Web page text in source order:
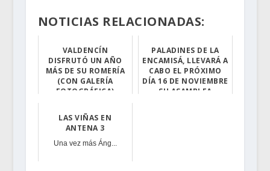
NOTICIAS RELACIONADAS:
VALDENCÍN
DISFRUTÓ UN AÑO
MÁS DE SU ROMERÍA
(CON GALERÍA
FOTOGRÁFICA)
PALADINES DE LA
ENCAMISÁ, LLEVARÁ A
CABO EL PRÓXIMO
DÍA 16 DE NOVIEMBRE
SU ASAMBLEA
LAS VIÑAS EN
ANTENA 3
Una vez más Áng...